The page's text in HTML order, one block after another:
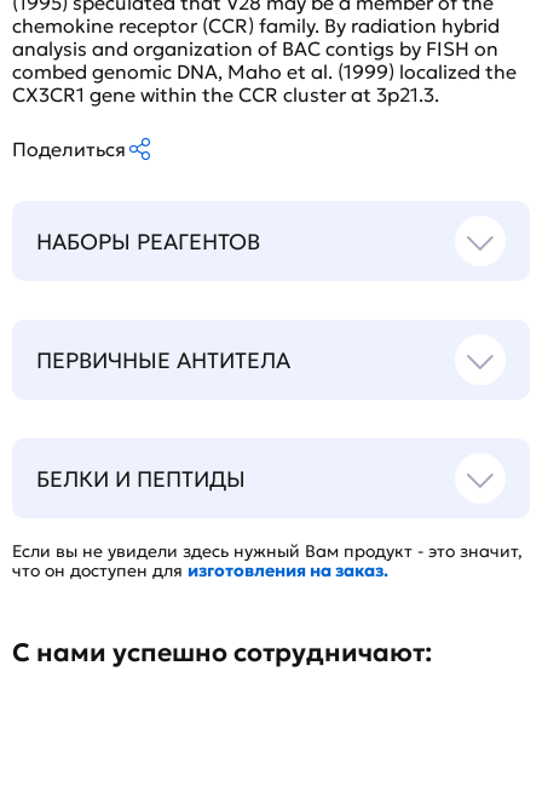
chemokine receptor (CCR) family. By radiation hybrid
analysis and organization of BAC contigs by FISH on
combed genomic DNA, Maho et al. (1999) localized the
CX3CR1 gene within the CCR cluster at 3p21.3.
Поделиться
НАБОРЫ РЕАГЕНТОВ
ПЕРВИЧНЫЕ АНТИТЕЛА
БЕЛКИ И ПЕПТИДЫ
Если вы не увидели здесь нужный Вам продукт - это значит,
что он доступен для изготовления на заказ.
С нами успешно сотрудничают: